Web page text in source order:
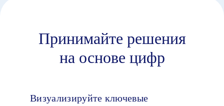
Принимайте решения
на основе цифр
Визуализируйте ключевые